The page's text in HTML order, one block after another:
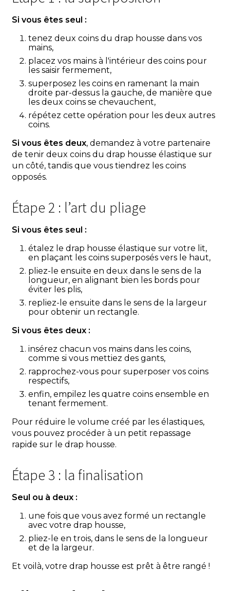
Si vous êtes seul :
tenez deux coins du drap housse dans vos
mains,
placez vos mains à l'intérieur des coins pour
les saisir fermement,
superposez les coins en ramenant la main
droite par-dessus la gauche, de manière que
les deux coins se chevauchent,
répétez cette opération pour les deux autres
coins.
Si vous êtes deux, demandez à votre partenaire
de tenir deux coins du drap housse élastique sur
un côté, tandis que vous tiendrez les coins
opposés.
Étape 2 : l’art du pliage
Si vous êtes seul :
étalez le drap housse élastique sur votre lit,
en plaçant les coins superposés vers le haut,
pliez-le ensuite en deux dans le sens de la
longueur, en alignant bien les bords pour
éviter les plis,
repliez-le ensuite dans le sens de la largeur
pour obtenir un rectangle.
Si vous êtes deux :
insérez chacun vos mains dans les coins,
comme si vous mettiez des gants,
rapprochez-vous pour superposer vos coins
respectifs,
enfin, empilez les quatre coins ensemble en
tenant fermement.
Pour réduire le volume créé par les élastiques,
vous pouvez procéder à un petit repassage
rapide sur le drap housse.
Étape 3 : la finalisation
Seul ou à deux :
une fois que vous avez formé un rectangle
avec votre drap housse,
pliez-le en trois, dans le sens de la longueur
et de la largeur.
Et voilà, votre drap housse est prêt à être rangé !